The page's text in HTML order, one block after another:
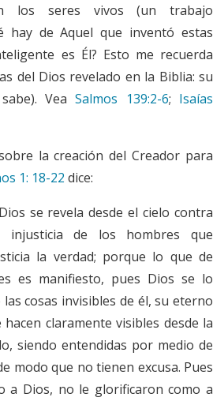
los seres vivos (un trabajo
hay de Aquel que inventó estas
es Él? Esto me recuerda
del Dios revelado en la Biblia: su
VeaSalmos 139:2-6; Isaías
la creación del Creador para
1: 18-22 dice:
se revela desde el cielo contra
injusticia de los hombres que
la verdad; porque lo que de
es manifiesto, pues Dios se lo
cosas invisibles de él, su eterno
claramente visibles desde la
siendo entendidas por medio de
modo que no tienen excusa. Pues
a Dios, no le glorificaron como a